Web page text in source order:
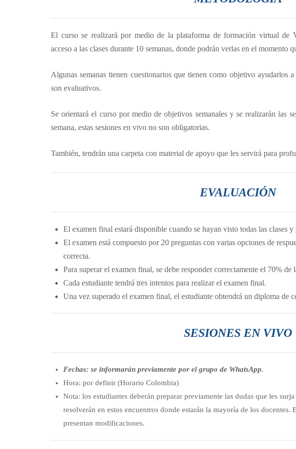
El curso se realizará por medio de la plataforma de formación virtual de
acceso a las clases durante 10 semanas, donde podrán verlas en el momento
Algunas semanas tienen cuestionarios que tienen como objetivo ayudarlos
son evaluativos.
Se orientará el curso por medio de objetivos semanales y se realizarán las
semana, estas sesiones en vivo no son obligatorias.
También, tendrán una carpeta con material de apoyo que les servirá para
EVALUACIÓN
El examen final estará disponible cuando se hayan visto todas las clases
El examen está compuesto por 20 preguntas con varias opciones de
correcta.
Para superar el examen final, se debe responder correctamente el 70% de
Cada estudiante tendrá tres intentos para realizar el examen final.
Una vez superado el examen final, el estudiante obtendrá un diploma de
SESIONES EN VIVO
Fechas: se informarán previamente por el grupo de WhatsApp.
Hora: por definir (Horario Colombia)
Nota: los estudiantes deberán preparar previamente las dudas que les surja
resolverán en estos encuentros donde estarán la mayoría de los docentes.
presentan modificaciones.